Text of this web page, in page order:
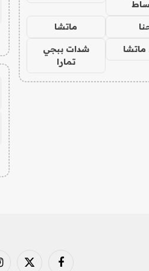
ماتشا
شدات ببجي
تمارا
فيسبوك X